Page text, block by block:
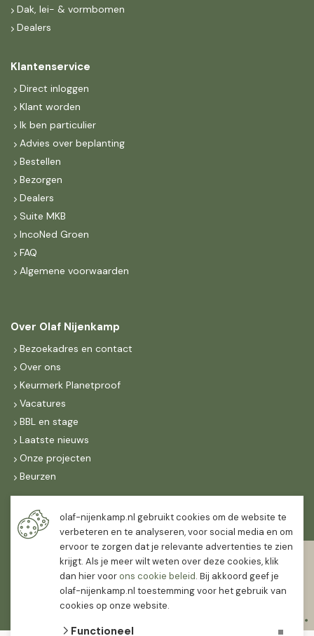
Dak, lei- & vormbomen
Dealers
Klantenservice
Direct inloggen
Klant worden
Ik ben particulier
Advies over beplanting
Bestellen
Bezorgen
Dealers
Suite MKB
IncoNed Groen
FAQ
Algemene voorwaarden
Over Olaf Nijenkamp
Bezoekadres en contact
Over ons
Keurmerk Planetproof
Vacatures
BBL en stage
Laatste nieuws
Onze projecten
Beurzen
Maandag t/m vrijdag
07:30-
16:30
12:00
olaf-nijenkamp.nl gebruikt cookies om de website te
verbeteren en te analyseren, voor social media en om
ervoor te zorgen dat je relevante advertenties te zien
krijgt. Als je meer wilt weten over deze cookies, klik
dan hier voorons cookie beleid. Bij akkoord geef je
olaf-nijenkamp.nl toestemming voor het gebruik van
cookies op onze website.
Functioneel